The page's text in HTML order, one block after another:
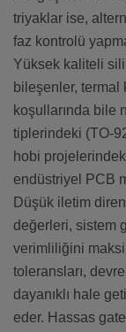
triyaklar ise,
faz kontrolü
Yüksek kaliteli
bileşenler, termal
koşullarında bile
tiplerindeki (TO-
hobi
endüstriyel PCB
Düşük iletim
değerleri, sistem
verimliliğini
toleransları,
dayanıklı hale
eder. Hassas